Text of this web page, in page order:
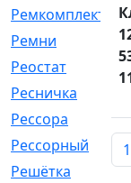
Ремкомплект
Ремни
Реостат
Ресничка
Рессора
Рессорный
Решётка
1